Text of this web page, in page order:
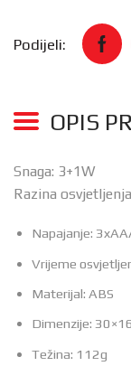
Podijeli:
OPIS
Snaga: 3+1W
Razina
Napajanje:
Vrijeme
Materijal: ABS
Dimenzije:
Težina: 112g